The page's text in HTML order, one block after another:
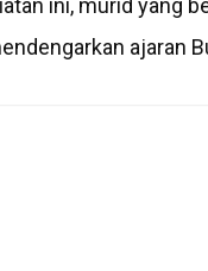
ini, murid yang
ajaran